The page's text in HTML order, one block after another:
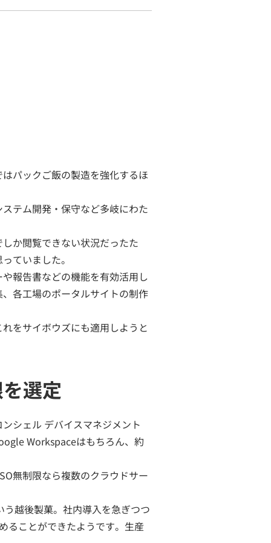
パックご飯の製造を強化するほ
テム開発・保守など多岐にわた
か閲覧できない状況だったた
ていました。
報告書などの機能を有効活用し
各工場のポータルサイトの制作
をサイボウズにも適用しようと
選定
シェル デバイスマネジメント
Workspaceはもちろん、約
無制限なら複数のクラウドサー
越後製菓。社内導入を急ぎつつ
ることができたようです。生産